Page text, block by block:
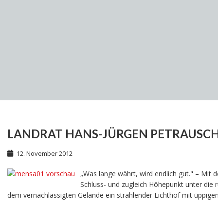
LANDRAT HANS-JÜRGEN
12. November 2012
„Was lange währt, wird endlich gut." – Mit
Schluss- und zugleich Höhepunkt unter
dem vernachlässigten Gelände ein strahlender Lichthof mit